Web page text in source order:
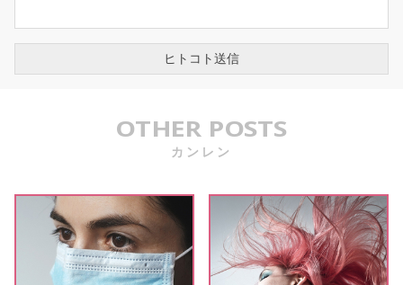
OTHER POSTS
カンレン